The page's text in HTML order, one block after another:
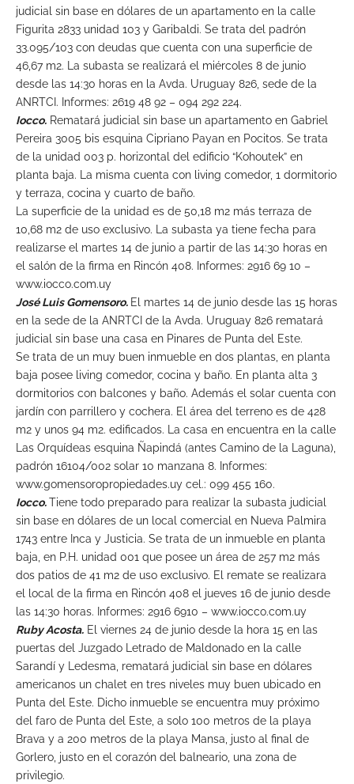
judicial sin base en dólares de un apartamento en la calle
Figurita 2833 unidad 103 y Garibaldi. Se trata del padrón
33.095/103 con deudas que cuenta con una superficie de
46,67 m2. La subasta se realizará el miércoles 8 de junio
desde las 14:30 horas en la Avda. Uruguay 826, sede de la
ANRTCI. Informes: 2619 48 92 – 094 292 224.
Iocco. Rematará judicial sin base un apartamento en Gabriel
Pereira 3005 bis esquina Cipriano Payan en Pocitos. Se trata
de la unidad 003 p. horizontal del edificio “Kohoutek” en
planta baja. La misma cuenta con living comedor, 1 dormitorio
y terraza, cocina y cuarto de baño.
La superficie de la unidad es de 50,18 m2 más terraza de
10,68 m2 de uso exclusivo. La subasta ya tiene fecha para
realizarse el martes 14 de junio a partir de las 14:30 horas en
el salón de la firma en Rincón 408. Informes: 2916 69 10 –
www.iocco.com.uy
José Luis Gomensoro. El martes 14 de junio desde las 15 horas
en la sede de la ANRTCI de la Avda. Uruguay 826 rematará
judicial sin base una casa en Pinares de Punta del Este.
Se trata de un muy buen inmueble en dos plantas, en planta
baja posee living comedor, cocina y baño. En planta alta 3
dormitorios con balcones y baño. Además el solar cuenta con
jardín con parrillero y cochera. El área del terreno es de 428
m2 y unos 94 m2. edificados. La casa en encuentra en la calle
Las Orquídeas esquina Ñapindá (antes Camino de la Laguna),
padrón 16104/002 solar 10 manzana 8. Informes:
www.gomensoropropiedades.uy cel.: 099 455 160.
Iocco.Tiene todo preparado para realizar la subasta judicial
sin base en dólares de un local comercial en Nueva Palmira
1743 entre Inca y Justicia. Se trata de un inmueble en planta
baja, en P.H. unidad 001 que posee un área de 257 m2 más
dos patios de 41 m2 de uso exclusivo. El remate se realizara
el local de la firma en Rincón 408 el jueves 16 de junio desde
las 14:30 horas. Informes: 2916 6910 – www.iocco.com.uy
Ruby Acosta. El viernes 24 de junio desde la hora 15 en las
puertas del Juzgado Letrado de Maldonado en la calle
Sarandí y Ledesma, rematará judicial sin base en dólares
americanos un chalet en tres niveles muy buen ubicado en
Punta del Este. Dicho inmueble se encuentra muy próximo
del faro de Punta del Este, a solo 100 metros de la playa
Brava y a 200 metros de la playa Mansa, justo al final de
Gorlero, justo en el corazón del balneario, una zona de
privilegio.